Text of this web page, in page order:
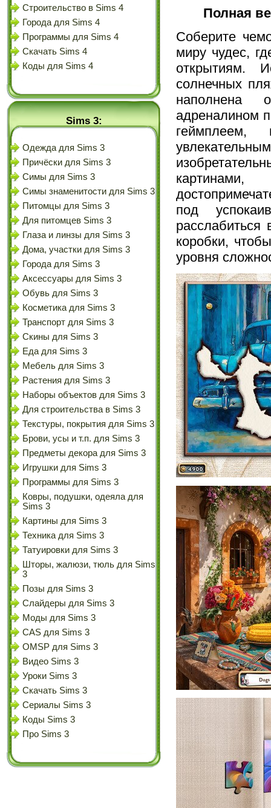
Строительство в Sims 4
Города для Sims 4
Программы для Sims 4
Скачать Sims 4
Коды для Sims 4
Sims 3:
Одежда для Sims 3
Причёски для Sims 3
Симы для Sims 3
Симы знаменитости для Sims 3
Питомцы для Sims 3
Для питомцев Sims 3
Глаза и линзы для Sims 3
Дома, участки для Sims 3
Города для Sims 3
Аксессуары для Sims 3
Обувь для Sims 3
Косметика для Sims 3
Транспорт для Sims 3
Скины для Sims 3
Еда для Sims 3
Мебель для Sims 3
Растения для Sims 3
Наборы объектов для Sims 3
Для строительства в Sims 3
Текстуры, покрытия для Sims 3
Брови, усы и т.п. для Sims 3
Предметы декора для Sims 3
Игрушки для Sims 3
Программы для Sims 3
Ковры, подушки, одеяла для
Sims 3
Картины для Sims 3
Техника для Sims 3
Татуировки для Sims 3
Шторы, жалюзи, тюль для Sims
3
Позы для Sims 3
Слайдеры для Sims 3
Моды для Sims 3
CAS для Sims 3
OMSP для Sims 3
Видео Sims 3
Уроки Sims 3
Скачать Sims 3
Сериалы Sims 3
Коды Sims 3
Про Sims 3
Полная
Соберите
миру чудес,
открытиям.
солнечных
наполнена
адреналином
геймплеем,
под
расслабиться
коробки,
уровня